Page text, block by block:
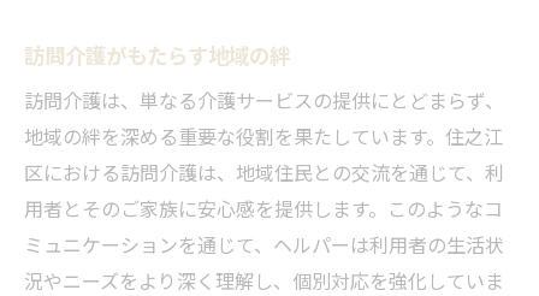
訪問介護がもたらす地域の絆
訪問介護は、単なる介護サービスの提供にとどまらず、
地域の絆を深める重要な役割を果たしています。住之江
区における訪問介護は、地域住民との交流を通じて、利
用者とそのご家族に安心感を提供します。このようなコ
ミュニケーションを通じて、ヘルパーは利用者の生活状
況やニーズをより深く理解し、個別対応を強化していま